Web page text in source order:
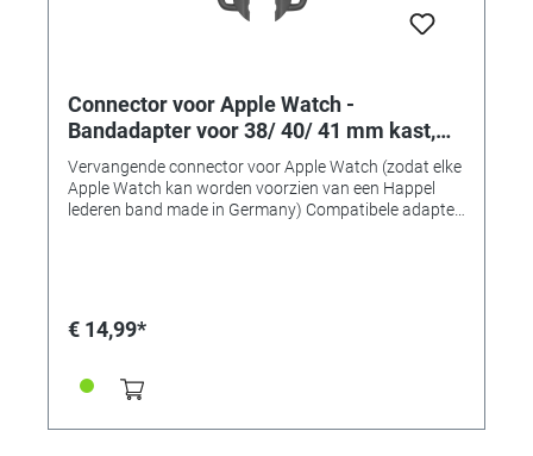
Connector voor Apple Watch -
Bandadapter voor 38/ 40/ 41 mm kast,
aanzetbreedte 22 mm, grafiet roestvrij
staal
Vervangende connector voor Apple Watch (zodat elke
Apple Watch kan worden voorzien van een Happel
lederen band made in Germany) Compatibele adapter
• Bandadapter voor 38/40/41mm-kasten •
aanzetbreedte van 22 mm • Kleur: grafiet roestvrij
staal • Inhoud: 1 paar (2 stuks)
€ 14,99*